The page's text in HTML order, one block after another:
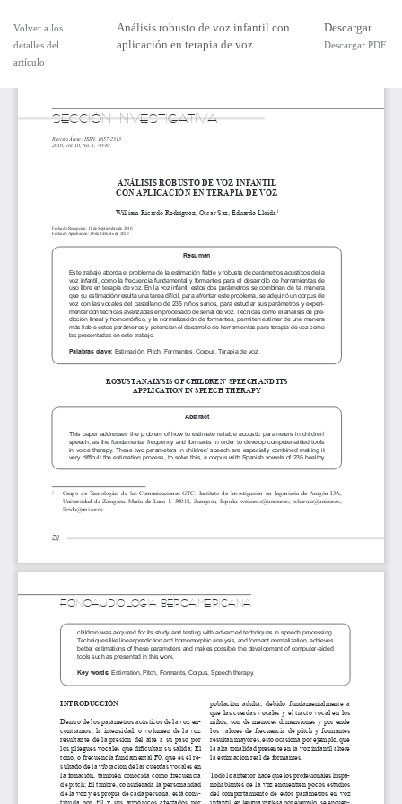
Volver a los
detalles del
artículo
Análisis robusto de voz infantil con
aplicación en terapia de voz
Descargar
Descargar PDF